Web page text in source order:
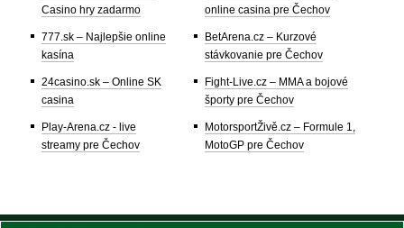
Casino hry zadarmo
777.sk – Najlepšie online
kasína
24casino.sk – Online SK
casina
Play-Arena.cz - live
streamy pre Čechov
online casina pre Čechov
BetArena.cz – Kurzové
stávkovanie pre Čechov
Fight-Live.cz – MMA a bojové
športy pre Čechov
MotorsportŽivě.cz – Formule 1,
MotoGP pre Čechov